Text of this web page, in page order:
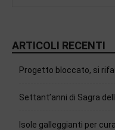
ARTICOLI RECENTI
Progetto bloccato, si
Settant’anni di Sagra
Isole galleggianti per